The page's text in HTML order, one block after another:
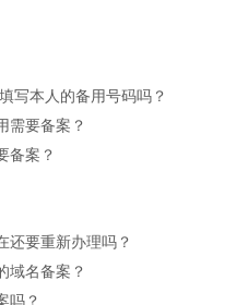
写本人的备用号码吗？
需要备案？
备案？
还要重新办理吗？
域名备案？
吗？